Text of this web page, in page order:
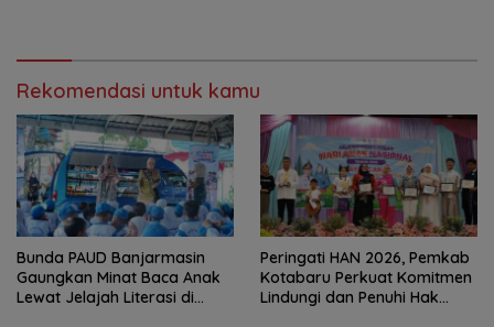
Rekomendasi untuk kamu
Bunda PAUD Banjarmasin
Gaungkan Minat Baca Anak
Lewat Jelajah Literasi di
Peringati HAN 2026, Pemkab
Kotabaru Perkuat Komitmen
Lindungi dan Penuhi Hak